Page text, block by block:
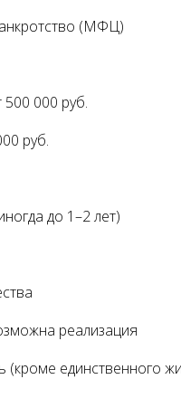
(МФЦ)
500 000 руб.
руб.
до 1–2 лет)
реализация
(кроме единственного